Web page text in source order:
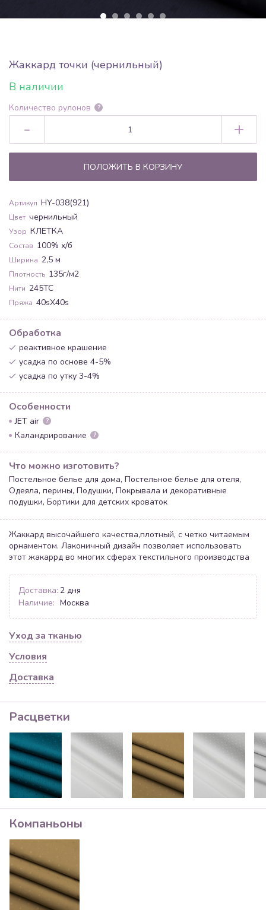
Жаккард точки (чернильный)
В наличии
Количество рулонов ?
- +
ПОЛОЖИТЬ В КОРЗИНУ
Артикул HY-038(921)
Цвет чернильный
Узор КЛЕТКА
Состав 100% х/б
Ширина 2,5 м
Плотность 135г/м2
Нити 245ТС
Пряжа 40sХ40s
Обработка
реактивное крашение
усадка по основе 4-5%
усадка по утку 3-4%
Доставка: 2 дня
Наличие: Москва
Жаккард высочайшего качества,плотный, с четко читаемым
орнаментом. Лаконичный дизайн позволяет использовать
этот жакаррд во многих сферах текстильного производства
Особенности
JET air ?
Каландрирование ?
Что можно изготовить?
Постельное белье для дома, Постельное белье для отеля,
Одеяла, перины, Подушки, Покрывала и декоративные
подушки, Бортики для детских кроваток
Уход за тканью
Условия
Доставка
Расцветки
Компаньоны